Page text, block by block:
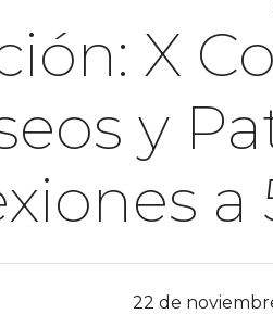
X
y
a
22 de